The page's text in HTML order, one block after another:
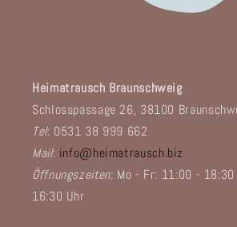
Heimatrausch Braunschweig
Schlosspassage 26, 38100
Tel: 0531 38 999 662
Mail: info@heimatrausch.biz
Öffnungszeiten: Mo - Fr: 11:00 -
16:30 Uhr